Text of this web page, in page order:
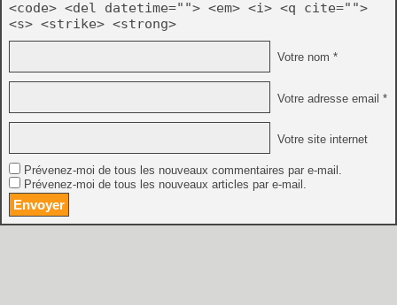
<code> <del datetime=""> <em> <i> <q cite="">
<s> <strike> <strong>
Votre nom *
Votre adresse email *
Votre site internet
Prévenez-moi de tous les nouveaux commentaires par e-mail.
Prévenez-moi de tous les nouveaux articles par e-mail.